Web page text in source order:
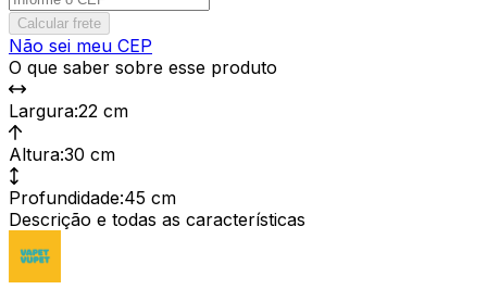
Calcular frete
Não sei meu CEP
O que saber sobre esse produto
Largura:22 cm
Altura:30 cm
Profundidade:45 cm
Descrição e todas as características